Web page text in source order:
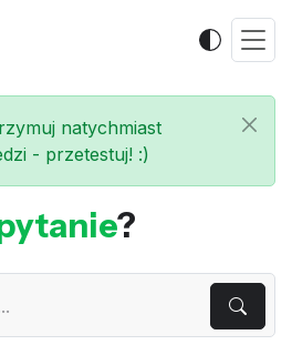
natychmiast
- przetestuj! :)
?